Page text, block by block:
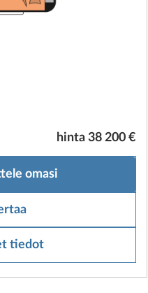
hinta 38 200 €
omasi
tiedot